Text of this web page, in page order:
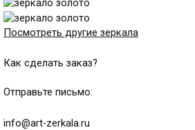
Посмотреть другие зеркала
Как сделать заказ?
Отправьте письмо:
info@art-zerkala.ru